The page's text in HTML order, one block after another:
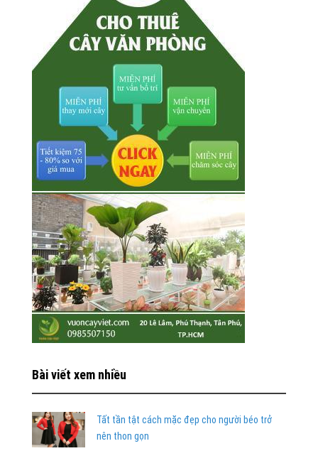
Bài viết xem nhiều
Tất tần tật cách mặc đẹp cho người béo trở
nên thon gọn